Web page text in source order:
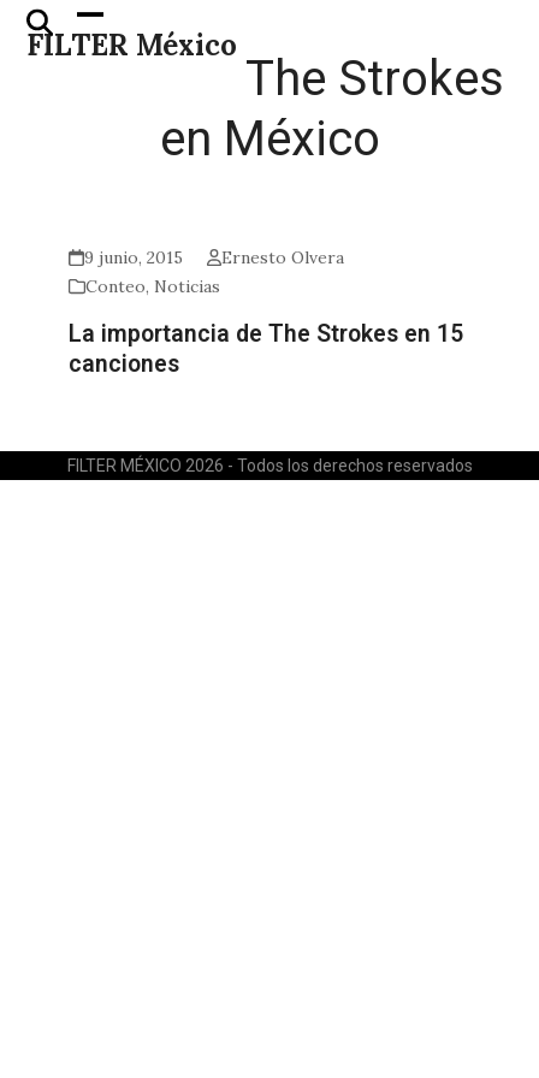
Skip
FILTER México
Open
mobile
Close
mobile
The Strokes
en México
9 junio, 2015
Ernesto Olvera
Conteo, Noticias
La importancia de The Strokes en 15
canciones
FILTER MÉXICO 2026 - Todos los derechos reservados